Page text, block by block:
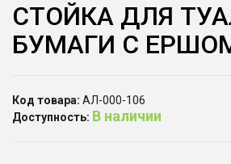
СТОЙКА ДЛЯ
БУМАГИ С
Код товара: АЛ-000-106
Доступность: В наличии